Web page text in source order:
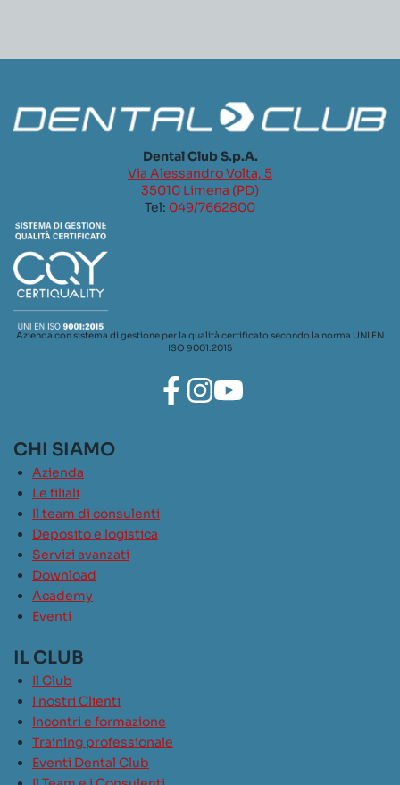
Dental Club S.p.A.
Via Alessandro Volta, 5
35010 Limena (PD)
Tel: 049/7662800
Azienda con sistema di gestione per la qualità certificato secondo la norma UNI EN
ISO 9001:2015
CHI SIAMO
Azienda
Le filiali
Il team di consulenti
Deposito e logistica
Servizi avanzati
Download
Academy
Eventi
IL CLUB
Il Club
I nostri Clienti
Incontri e formazione
Training professionale
Eventi Dental Club